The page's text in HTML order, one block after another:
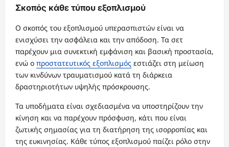
Σκοπός κάθε τύπου εξοπλισμού
Ο σκοπός του εξοπλισμού υπερασπιστών είναι να
ενισχύσει την ασφάλεια και την απόδοση. Τα σετ
παρέχουν μια συνεκτική εμφάνιση και βασική προστασία,
ενώ ο προστατευτικός εξοπλισμός εστιάζει στη μείωση
των κινδύνων τραυματισμού κατά τη διάρκεια
δραστηριοτήτων υψηλής πρόσκρουσης.
Τα υποδήματα είναι σχεδιασμένα να υποστηρίζουν την
κίνηση και να παρέχουν πρόσφυση, κάτι που είναι
ζωτικής σημασίας για τη διατήρηση της ισορροπίας και
της ευκινησίας. Κάθε τύπος εξοπλισμού παίζει ρόλο στην